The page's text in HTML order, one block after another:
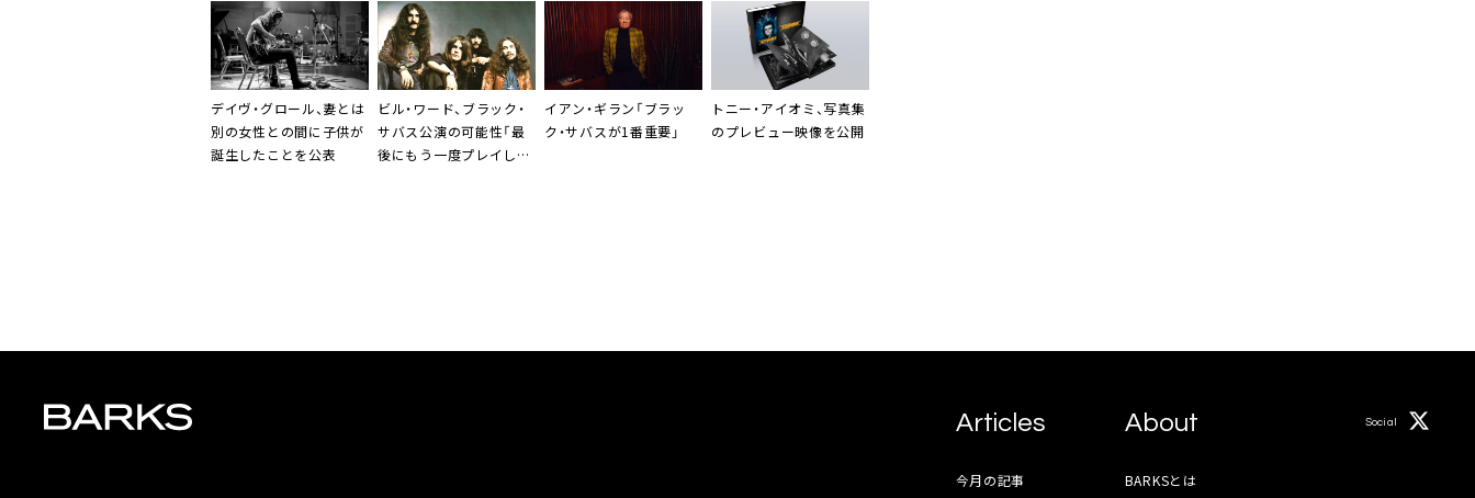
ィスト来日ラッシュを振
り返る」
デイヴ・グロール、妻とは
別の女性との間に子供が
誕生したことを公表
ビル・ワード、ブラック・
サバス公演の可能性「最
後にもう一度プレイした
イアン・ギラン「ブラッ
ク・サバスが1番重要」
トニー・アイオミ、写真集
のプレビュー映像を公開
Articles
今月の記事
About
BARKSとは
Social